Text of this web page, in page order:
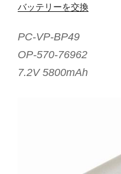
バッテリーを交換
PC-VP-BP49
OP-570-76962
7.2V 5800mAh